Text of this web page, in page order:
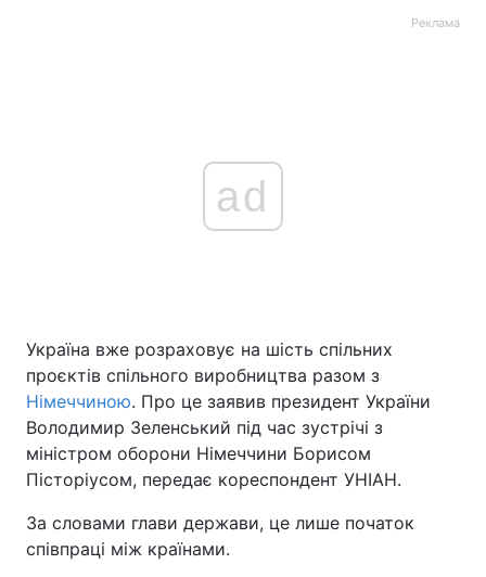
Реклама
ad
Україна вже розраховує на шість спільних
проєктів спільного виробництва разом з
Німеччиною. Про це заявив президент України
Володимир Зеленський під час зустрічі з
міністром оборони Німеччини Борисом
Пісторіусом, передає кореспондент УНІАН.
За словами глави держави, це лише початок
співпраці між країнами.